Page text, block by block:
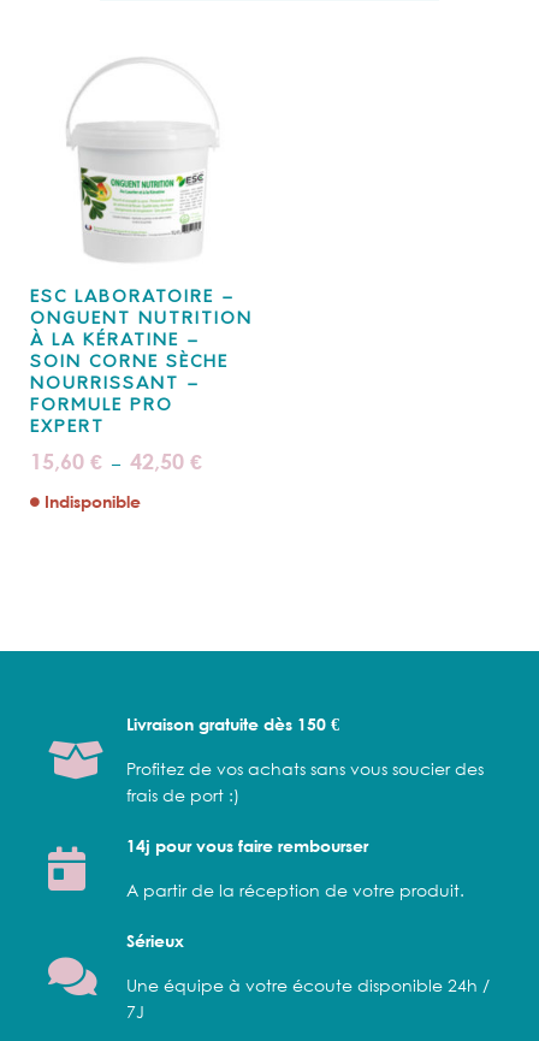
ESC LABORATOIRE –
ONGUENT NUTRITION
À LA KÉRATINE –
SOIN CORNE SÈCHE
NOURRISSANT –
FORMULE PRO
EXPERT
15,60 € – 42,50 €Plage
de
Indisponible
Livraison gratuite dès 150 €
Profitez de vos achats sans vous soucier des
frais de port :)
14j pour vous faire rembourser
A partir de la réception de votre produit.
Sérieux
Une équipe à votre écoute disponible 24h /
7J